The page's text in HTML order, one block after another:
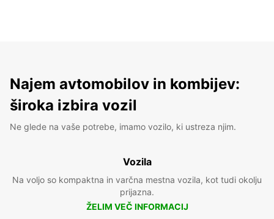
Najem avtomobilov in kombijev:
široka izbira vozil
Ne glede na vaše potrebe, imamo vozilo, ki ustreza njim.
Vozila
Na voljo so kompaktna in varčna mestna vozila, kot tudi okolju
prijazna.
ŽELIM VEČ INFORMACIJ